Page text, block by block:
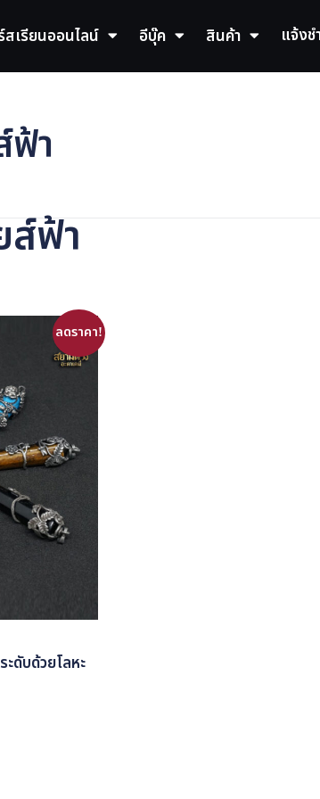
สเรียนออนไลน์ อีบุ๊ค สินค้า แจ้งช
ฟ้า
ส์ฟ้า
ลดราคา!
ดับด้วยโลหะ